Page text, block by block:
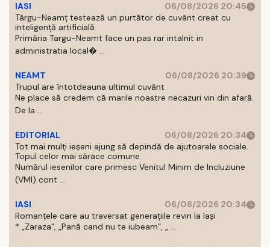
IASI
06/08/2026 20:45
Târgu-Neamț testează un purtător de cuvânt creat cu
inteligență artificială
Primăria Targu-Neamt face un pas rar intalnit in
administratia local� ...
NEAMT
06/08/2026 20:39
Trupul are întotdeauna ultimul cuvânt
Ne place să credem că marile noastre necazuri vin din afară.
De la ...
EDITORIAL
06/08/2026 20:34
Tot mai mulți ieșeni ajung să depindă de ajutoarele sociale.
Topul celor mai sărace comune
Numărul iesenilor care primesc Venitul Minim de Incluziune
(VMI) cont ...
IASI
06/08/2026 20:34
Romanțele care au traversat generațiile revin la Iași
* „Zaraza”, „Pană cand nu te iubeam”, „ ...